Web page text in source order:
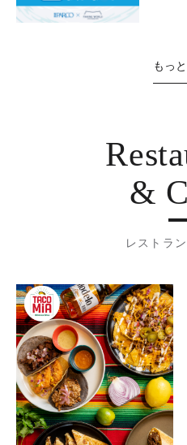
もっ
&
レストラ